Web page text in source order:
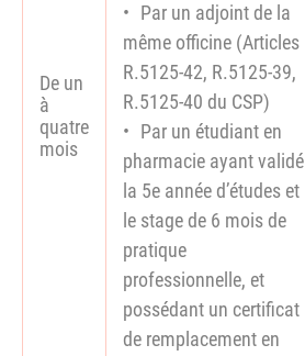
De un
à
quatre
mois
Par un adjoint de la
même officine (Articles
R.5125-42, R.5125-39,
R.5125-40 du CSP)
Par un étudiant en
pharmacie ayant validé
la 5e année d’études et
le stage de 6 mois de
pratique
professionnelle, et
possédant un certificat
de remplacement en